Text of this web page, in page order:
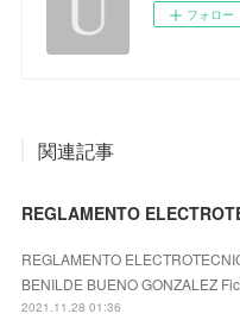
フォロー
関連記事
REGLAMENTO
BENILDE BUENO GONZALEZ
2021.11.28 01:36